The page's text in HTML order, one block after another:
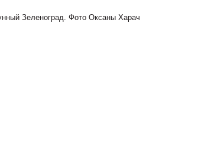
Зеленоград. Фото Оксаны Харач